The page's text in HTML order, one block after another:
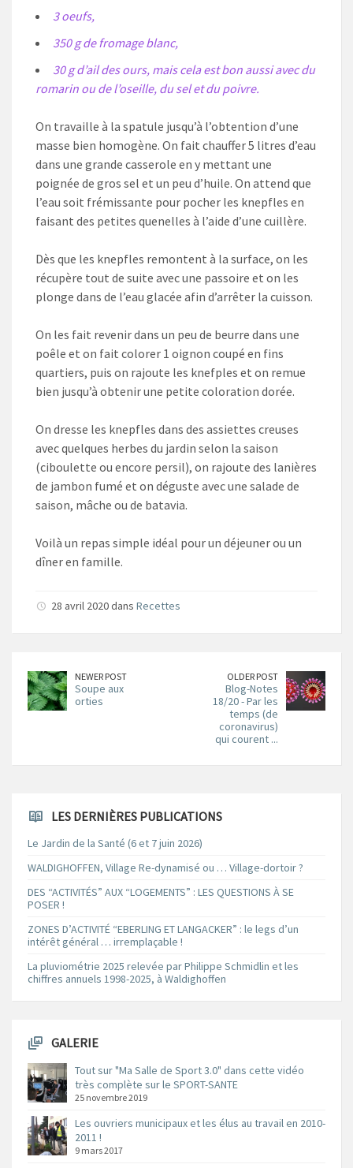
3 oeufs,
350 g de fromage blanc,
30 g d’ail des ours, mais cela est bon aussi avec du
romarin ou de l’oseille, du sel et du poivre.
On travaille à la spatule jusqu’à l’obtention d’une
masse bien homogène. On fait chauffer 5 litres d’eau
dans une grande casserole en y mettant une
poignée de gros sel et un peu d’huile. On attend que
l’eau soit frémissante pour pocher les knepfles en
faisant des petites quenelles à l’aide d’une cuillère.
Dès que les knepfles remontent à la surface, on les
récupère tout de suite avec une passoire et on les
plonge dans de l’eau glacée afin d’arrêter la cuisson.
On les fait revenir dans un peu de beurre dans une
poêle et on fait colorer 1 oignon coupé en fins
quartiers, puis on rajoute les knefples et on remue
bien jusqu’à obtenir une petite coloration dorée.
On dresse les knepfles dans des assiettes creuses
avec quelques herbes du jardin selon la saison
(ciboulette ou encore persil), on rajoute des lanières
de jambon fumé et on déguste avec une salade de
saison, mâche ou de batavia.
Voilà un repas simple idéal pour un déjeuner ou un
dîner en famille.
28 avril 2020 dans Recettes
NEWER POST
Soupe aux
orties
OLDER POST
Blog-Notes
18/20 - Par les
temps (de
coronavirus)
qui courent ...
LES DERNIÈRES PUBLICATIONS
Le Jardin de la Santé (6 et 7 juin 2026)
WALDIGHOFFEN, Village Re-dynamisé ou … Village-dortoir ?
DES “ACTIVITÉS” AUX “LOGEMENTS” : LES QUESTIONS À SE
POSER !
ZONES D’ACTIVITÉ “EBERLING ET LANGACKER” : le legs d’un
intérêt général … irremplaçable !
La pluviométrie 2025 relevée par Philippe Schmidlin et les
chiffres annuels 1998-2025, à Waldighoffen
GALERIE
Tout sur "Ma Salle de Sport 3.0" dans cette vidéo
très complète sur le SPORT-SANTE
25 novembre 2019
Les ouvriers municipaux et les élus au travail en 2010-
2011 !
9 mars 2017